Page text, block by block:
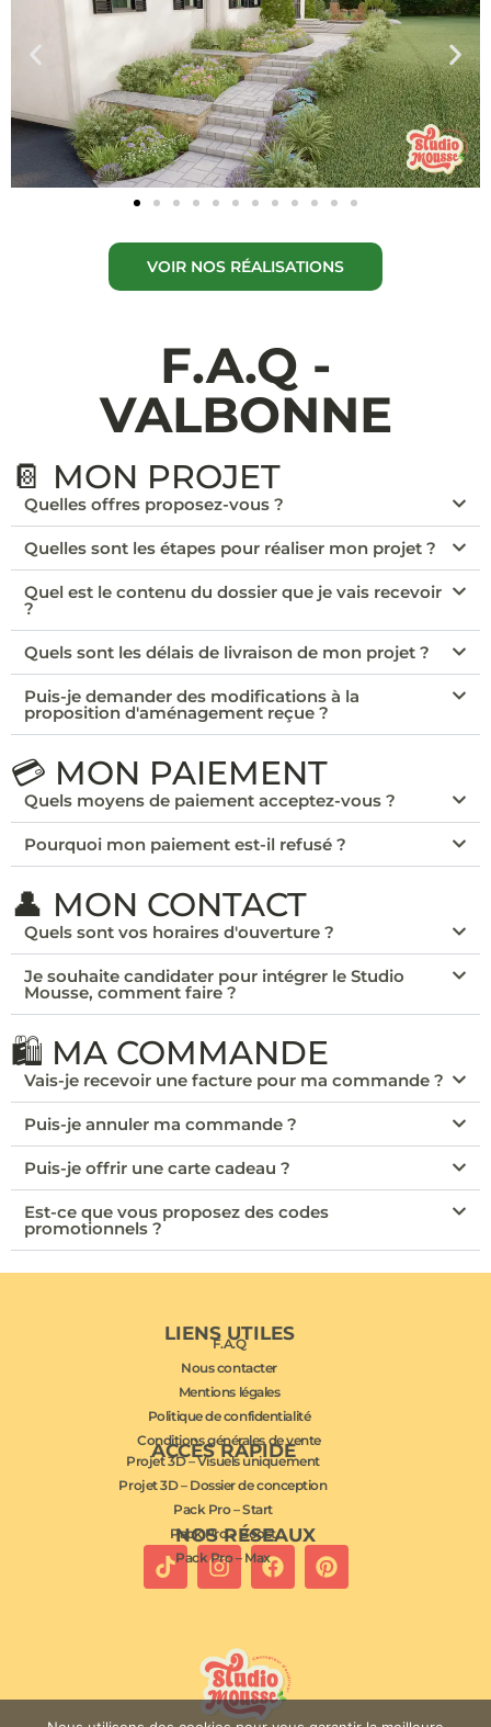
VOIR NOS RÉALISATIONS
F.A.Q -
VALBONNE
📔 MON PROJET
Quelles offres proposez-vous ?
Quelles sont les étapes pour réaliser mon projet ?
Quel est le contenu du dossier que je vais recevoir
?
Quels sont les délais de livraison de mon projet ?
Puis-je demander des modifications à la
proposition d'aménagement reçue ?
💳 MON PAIEMENT
Quels moyens de paiement acceptez-vous ?
Pourquoi mon paiement est-il refusé ?
👤 MON CONTACT
Quels sont vos horaires d'ouverture ?
Je souhaite candidater pour intégrer le Studio
Mousse, comment faire ?
🛍️ MA COMMANDE
Vais-je recevoir une facture pour ma commande ?
Puis-je annuler ma commande ?
Puis-je offrir une carte cadeau ?
Est-ce que vous proposez des codes
promotionnels ?
NOS RÉSEAUX
ACCÈS RAPIDE
Projet 3D – Visuels uniquement
Projet 3D – Dossier de conception
Pack Pro – Start
Pack Pro – Boost
Pack Pro – Max
LIENS UTILES
F.A.Q
Nous contacter
Mentions légales
Politique de confidentialité
Conditions générales de vente